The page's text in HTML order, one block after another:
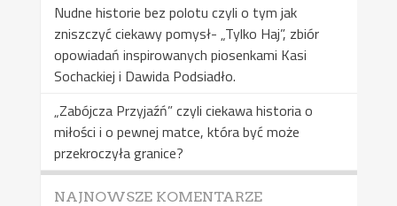
Nudne historie bez polotu czyli o tym jak
zniszczyć ciekawy pomysł- „Tylko Haj”, zbiór
opowiadań inspirowanych piosenkami Kasi
Sochackiej i Dawida Podsiadło.
„Zabójcza Przyjaźń” czyli ciekawa historia o
miłości i o pewnej matce, która być może
przekroczyła granice?
NAJNOWSZE KOMENTARZE